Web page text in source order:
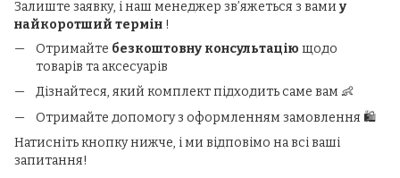
Залиште заявку, і наш менеджер зв’яжеться з вами у
найкоротший термін !
Отримайте безкоштовну консультацію щодо
товарів та аксесуарів
Дізнайтеся, який комплект підходить саме вам 👶
Отримайте допомогу з оформленням замовлення 🛍️
Натисніть кнопку нижче, і ми відповімо на всі ваші
запитання!